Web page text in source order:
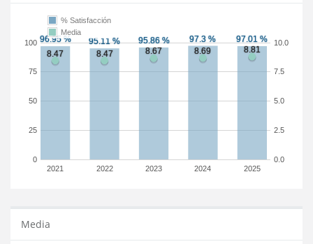
2021 2022 2023 2024 2025
0
25
50
75
100
0.0
2.5
5.0
7.5
10.0
% Satisfacción
Media
Media